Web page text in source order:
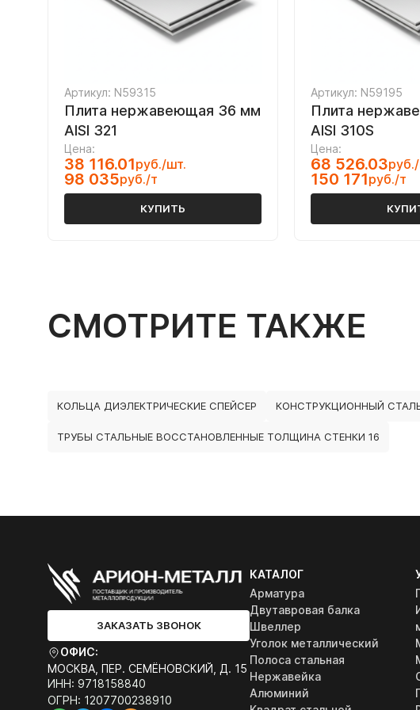
Артикул: N59315
Плита нержавеющая 36 мм
AISI 321
Цена:
38 116.01руб./шт.
98 035руб./т
КУПИТЬ
Артикул: N59195
Плита
AISI 310S
Цена:
68 526.03
150 171руб./т
СМОТРИТЕ ТАКЖЕ
КОЛЬЦА ДИЭЛЕКТРИЧЕСКИЕ СПЕЙСЕР КОНСТРУКЦИОННЫЙ
ТРУБЫ СТАЛЬНЫЕ ВОССТАНОВЛЕННЫЕ ТОЛЩИНА СТЕНКИ 16
ЗАКАЗАТЬ ЗВОНОК
ОФИС:
МОСКВА, ПЕР. СЕМЁНОВСКИЙ, Д. 15
ИНН: 9718158840
ОГРН: 1207700238910
КАТАЛОГ
Арматура
Двутавровая балка
Швеллер
Уголок металлический
Полоса стальная
Нержавейка
Алюминий